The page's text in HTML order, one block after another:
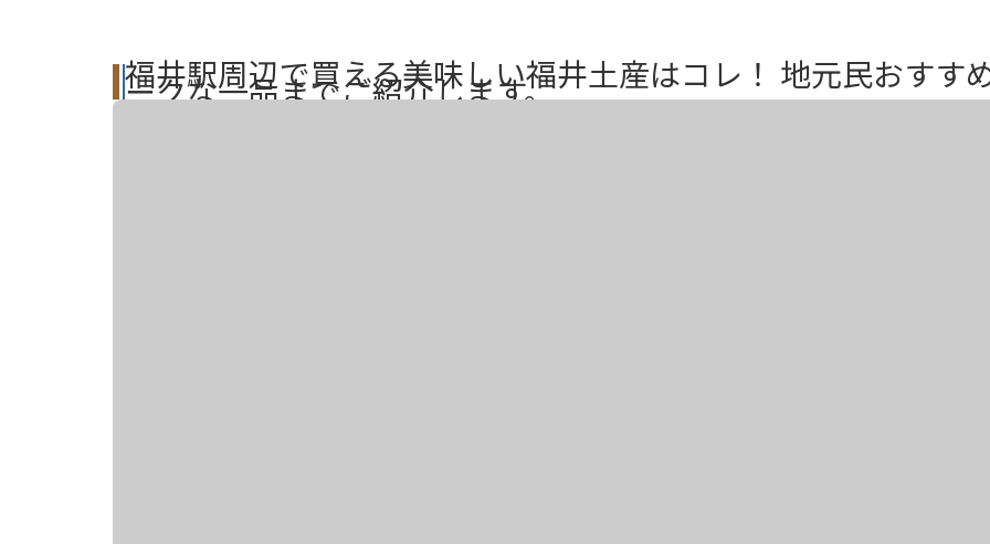
福井駅周辺で買える美味しい福井土産はコレ！ 地元民おすす
ークな一品までご紹介します。